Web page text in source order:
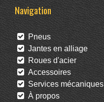
Navigation
Pneus
Jantes en alliage
Roues d'acier
Accessoires
Services mécaniques
À propos